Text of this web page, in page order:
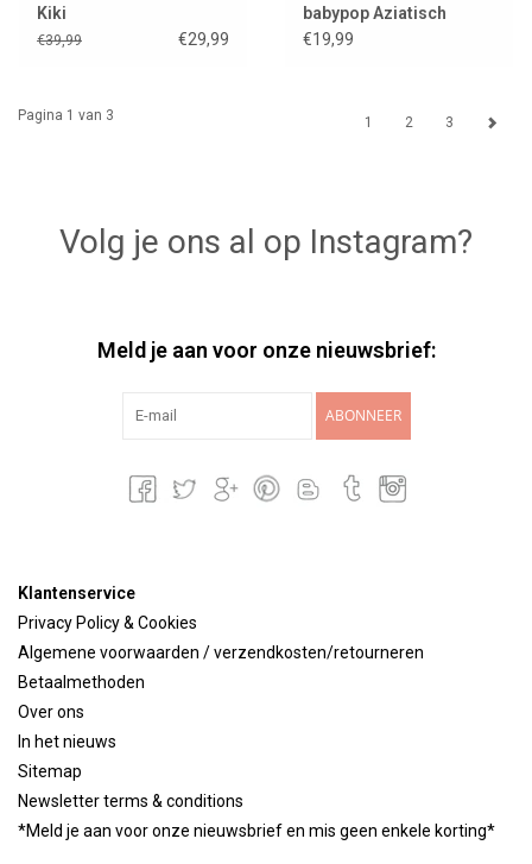
Kiki
€39,99 €29,99
babypop Aziatisch
jongen blauwe ogen
€19,99
Pagina 1 van 3 1 2 3
Volg je ons al op Instagram?
Meld je aan voor onze nieuwsbrief:
ABONNEER
Klantenservice
Privacy Policy & Cookies
Algemene voorwaarden / verzendkosten/retourneren
Betaalmethoden
Over ons
In het nieuws
Sitemap
Newsletter terms & conditions
*Meld je aan voor onze nieuwsbrief en mis geen enkele korting*